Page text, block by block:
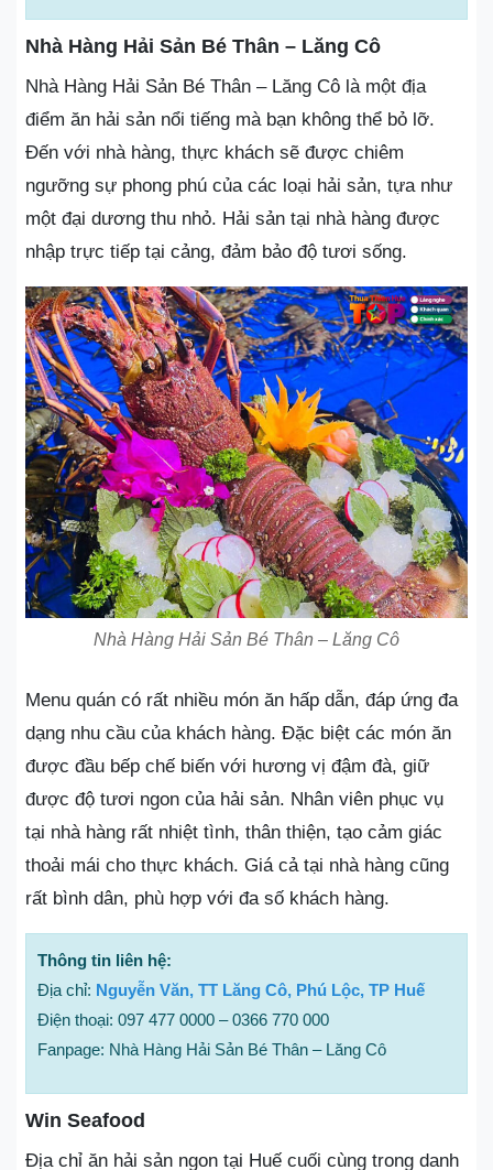
Nhà Hàng Hải Sản Bé Thân – Lăng Cô
Nhà Hàng Hải Sản Bé Thân – Lăng Cô là một địa
điểm ăn hải sản nổi tiếng mà bạn không thể bỏ lỡ.
Đến với nhà hàng, thực khách sẽ được chiêm
ngưỡng sự phong phú của các loại hải sản, tựa như
một đại dương thu nhỏ. Hải sản tại nhà hàng được
nhập trực tiếp tại cảng, đảm bảo độ tươi sống.
Nhà Hàng Hải Sản Bé Thân – Lăng Cô
Menu quán có rất nhiều món ăn hấp dẫn, đáp ứng đa
dạng nhu cầu của khách hàng. Đặc biệt các món ăn
được đầu bếp chế biến với hương vị đậm đà, giữ
được độ tươi ngon của hải sản. Nhân viên phục vụ
tại nhà hàng rất nhiệt tình, thân thiện, tạo cảm giác
thoải mái cho thực khách. Giá cả tại nhà hàng cũng
rất bình dân, phù hợp với đa số khách hàng.
Thông tin liên hệ:
Địa chỉ: Nguyễn Văn, TT Lăng Cô, Phú Lộc, TP Huế
Điện thoại: 097 477 0000 – 0366 770 000
Fanpage: Nhà Hàng Hải Sản Bé Thân – Lăng Cô
Win Seafood
Địa chỉ ăn hải sản ngon tại Huế cuối cùng trong danh